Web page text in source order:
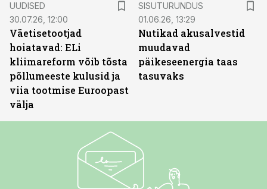
UUDISED
30.07.26, 12:00
Väetisetootjad
hoiatavad: ELi
kliimareform võib tõsta
põllumeeste kulusid ja
viia tootmise Euroopast
välja
SISUTURUNDUS
01.06.26, 13:29
Nutikad akusalvestid
muudavad
päikeseenergia taas
tasuvaks